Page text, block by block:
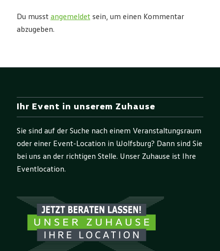
Du musst angemeldetsein, um einen Kommentar
abzugeben.
Ihr Event in unserem Zuhause
Sie sind auf der Suche nach einem Veranstaltungsraum
oder einer Event-Location in Wolfsburg? Dann sind Sie
bei uns an der richtigen Stelle. Unser Zuhause ist Ihre
Eventlocation.